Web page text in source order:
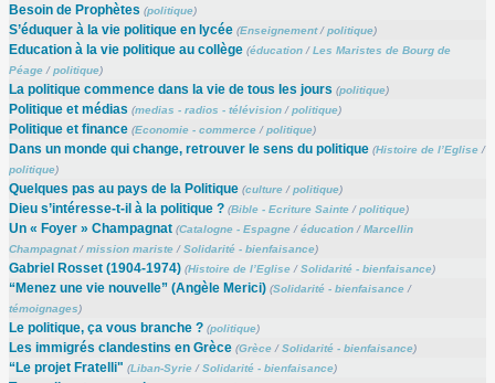
Besoin de Prophètes (politique)
S’éduquer à la vie politique en lycée (Enseignement/politique)
Education à la vie politique au collège (éducation/Les Maristes de Bourg de
Péage/politique)
La politique commence dans la vie de tous les jours (politique)
Politique et médias (medias - radios - télévision/politique)
Politique et finance (Economie - commerce/politique)
Dans un monde qui change, retrouver le sens du politique (Histoire de l’Eglise/
politique)
Quelques pas au pays de la Politique (culture/politique)
Dieu s’intéresse-t-il à la politique ? (Bible - Ecriture Sainte/politique)
Un « Foyer » Champagnat (Catalogne - Espagne/éducation/Marcellin
Champagnat/mission mariste/Solidarité - bienfaisance)
Gabriel Rosset (1904-1974) (Histoire de l’Eglise/Solidarité - bienfaisance)
“Menez une vie nouvelle” (Angèle Merici) (Solidarité - bienfaisance/
témoignages)
Le politique, ça vous branche ? (politique)
Les immigrés clandestins en Grèce (Grèce/Solidarité - bienfaisance)
“Le projet Fratelli" (Liban-Syrie/Solidarité - bienfaisance)